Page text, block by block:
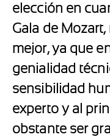
elección en
Gala de
mejor, ya que
genialidad
sensibilidad
experto y al
obstante ser